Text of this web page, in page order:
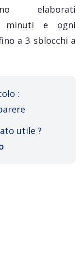
elaborati
minuti e ogni
a 3 sblocchi a
:
utile ?